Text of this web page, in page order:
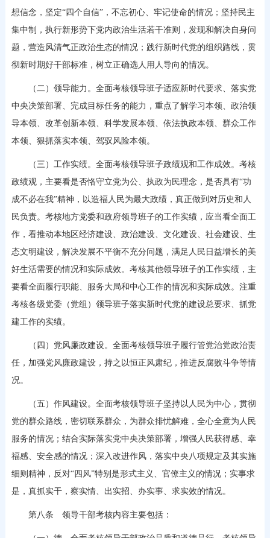
想信念，坚定“四个自信”，不忘初心、牢记使命的情况；坚持民主
集中制，执行新形势下党内政治生活若干准则，发现和解决自身问
题，营造风清气正政治生态的情况；践行新时代党的组织路线，贯
彻新时期好干部标准，树立正确选人用人导向的情况。
（二）领导能力。全面考核领导班子适应新时代要求、落实党
中央决策部署、完成目标任务的能力，重点了解学习本领、政治领
导本领、改革创新本领、科学发展本领、依法执政本领、群众工作
本领、狠抓落实本领、驾驭风险本领。
（三）工作实绩。全面考核领导班子政绩观和工作成效。考核
政绩观，主要看是否恪守立党为公、执政为民理念，是否具有“功
成不必在我”精神，以造福人民为最大政绩，真正做到对历史和人
民负责。考核地方党委和政府领导班子的工作实绩，应当看全面工
作，看推动本地区经济建设、政治建设、文化建设、社会建设、生
态文明建设，解决发展不平衡不充分问题，满足人民日益增长的美
好生活需要的情况和实际成效。考核其他领导班子的工作实绩，主
要看全面履行职能、服务大局和中心工作的情况和实际成效。注重
考核各级党委（党组）领导班子落实新时代党的建设总要求、抓党
建工作的实绩。
（四）党风廉政建设。全面考核领导班子履行管党治党政治责
任，加强党风廉政建设，持之以恒正风肃纪，推进反腐败斗争等情
况。
（五）作风建设。全面考核领导班子坚持以人民为中心，贯彻
党的群众路线，密切联系群众，为群众排忧解难，全心全意为人民
服务的情况；结合实际落实党中央决策部署，增强人民获得感、幸
福感、安全感的情况；深入改进作风，落实中央八项规定及其实施
细则精神，反对“四风”特别是形式主义、官僚主义的情况；实事求
是，真抓实干，察实情、出实招、办实事、求实效的情况。
第八条 领导干部考核内容主要包括：